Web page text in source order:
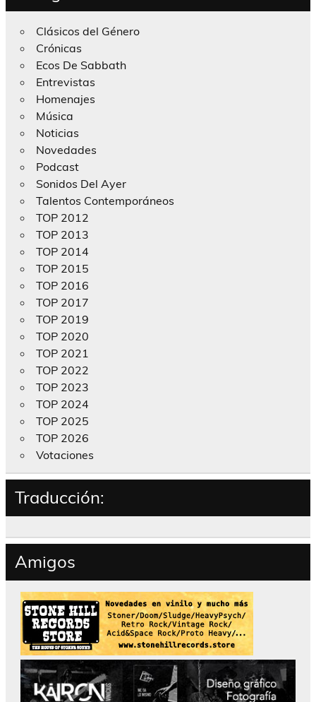
Clásicos del Género
Crónicas
Ecos De Sabbath
Entrevistas
Homenajes
Música
Noticias
Novedades
Podcast
Sonidos Del Ayer
Talentos Contemporáneos
TOP 2012
TOP 2013
TOP 2014
TOP 2015
TOP 2016
TOP 2017
TOP 2019
TOP 2020
TOP 2021
TOP 2022
TOP 2023
TOP 2024
TOP 2025
TOP 2026
Votaciones
Traducción:
Amigos